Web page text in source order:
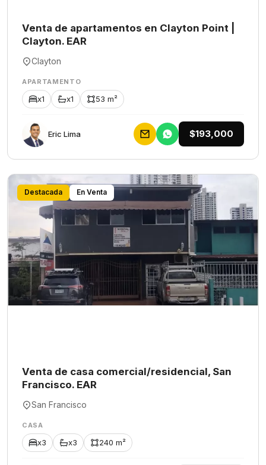
Venta de apartamentos en Clayton Point |
Clayton. EAR
Clayton
APARTAMENTO
x1 x1 53 m²
Eric Lima $193,000
Destacada En Venta
Venta de casa comercial/residencial, San
Francisco. EAR
San Francisco
CASA
x3 x3 240 m²